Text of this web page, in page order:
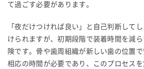
て過ごす必要があります。
「夜だけつければ良い」と自己判断して
けられますが、初期段階で装着時間を減
険です。骨や歯周組織が新しい歯の位置
相応の時間が必要であり、このプロセス